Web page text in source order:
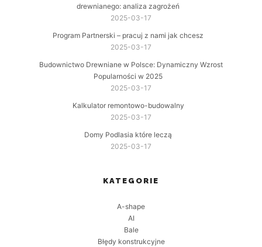
drewnianego: analiza zagrożeń
2025-03-17
Program Partnerski – pracuj z nami jak chcesz
2025-03-17
Budownictwo Drewniane w Polsce: Dynamiczny Wzrost
Popularności w 2025
2025-03-17
Kalkulator remontowo-budowalny
2025-03-17
Domy Podlasia które leczą
2025-03-17
KATEGORIE
A-shape
AI
Bale
Błędy konstrukcyjne